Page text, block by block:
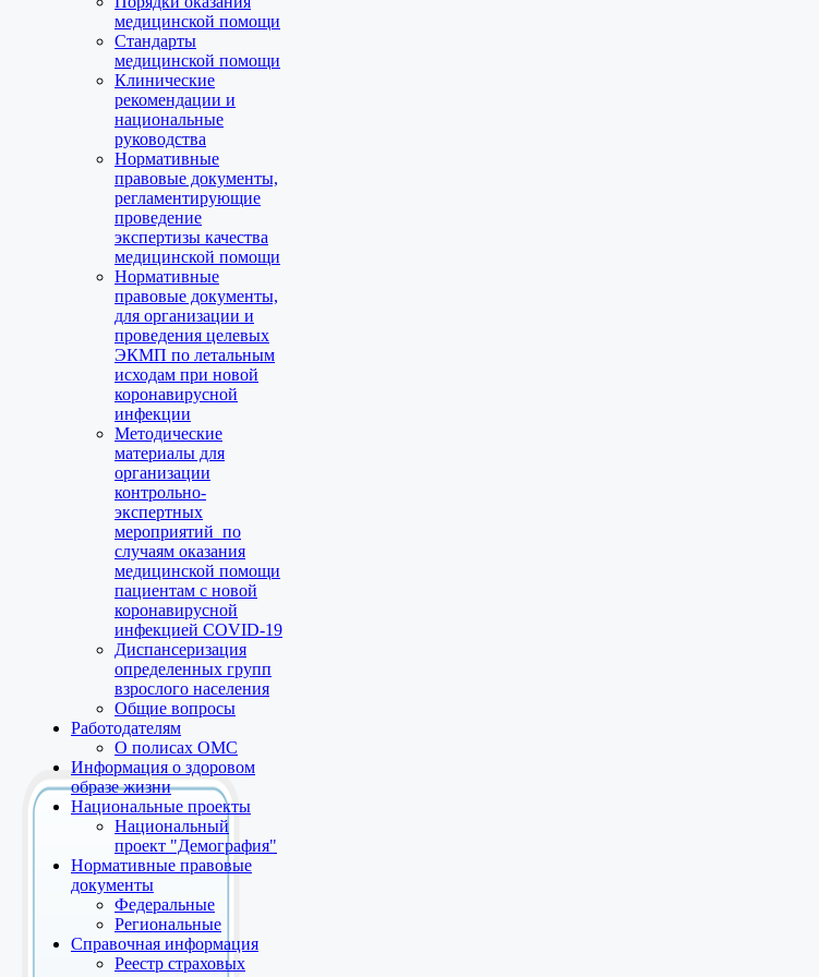
медицинской помощи
Стандарты
медицинской помощи
Клинические
рекомендации и
национальные
руководства
Нормативные
правовые документы,
регламентирующие
проведение
экспертизы качества
медицинской помощи
Нормативные
правовые документы,
для организации и
проведения целевых
ЭКМП по летальным
исходам при новой
коронавирусной
инфекции
Методические
материалы для
организации
контрольно-
экспертных
мероприятий по
случаям оказания
медицинской помощи
пациентам с новой
коронавирусной
инфекцией COVID-19
Диспансеризация
определенных групп
взрослого населения
Общие вопросы
Работодателям
О полисах ОМС
Информация о здоровом
образе жизни
Национальные проекты
Национальный
проект "Демография"
Нормативные правовые
документы
Федеральные
Региональные
Справочная информация
Реестр страховых